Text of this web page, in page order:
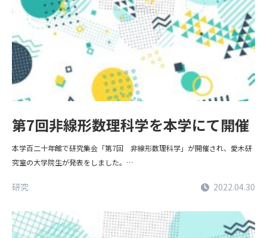
Q&A
学科Q&A
Career
卒業後の進路
Gallery
ギャラリー
Student Voice
学生からの
メッセージ
News
大学入試情報 大学院 数学同窓会 物理同窓会
第7回非線形数理科学を本学にて開催
本学百二十年館で研究集会「第7回 非線形数理科学」が開催され、愛木研
究室の大学院生が発表をしました。…
研究 2022.04.30